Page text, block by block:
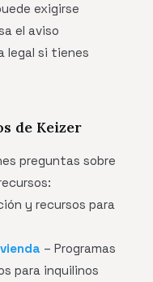
exigirse
el aviso
legal si tienes
de Keizer
preguntas sobre
y recursos para
– Programas
para inquilinos